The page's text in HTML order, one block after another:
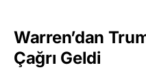
Warren’dan
Çağrı Geldi